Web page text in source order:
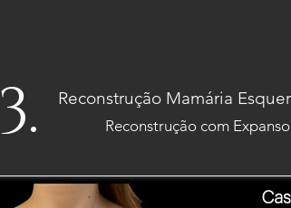
3. Reconstrução Mamária
Reconstrução com